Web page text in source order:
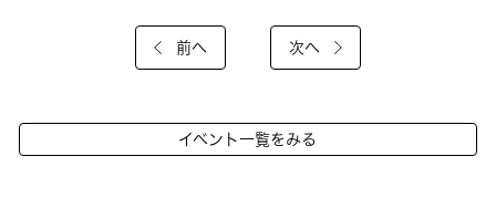
前へ 次へ
イベント一覧をみる